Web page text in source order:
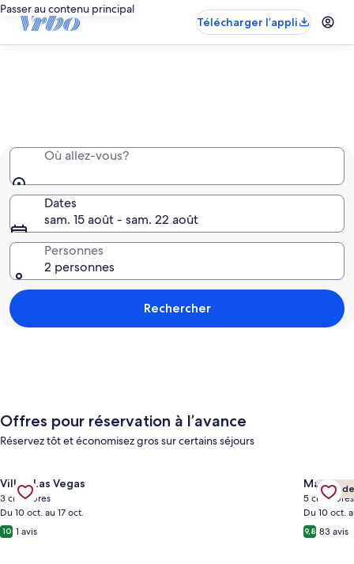
Passer au contenu principal
Télécharger l’appli
Où allez-vous?
Dates
sam. 15 août - sam. 22 août
Personnes
2 personnes
Rechercher
Offres pour réservation à l’avance
Réservez tôt et économisez gros sur certains séjours
Gallery
Carousel
Villa – Las Vegas
3 chambres
Du 10 oct. au 17 oct.
10 1 avis
Gallery
Hôte
Maison
5 chambres
Du 10 oct.
9,8 83 avis